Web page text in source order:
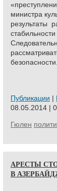
министра
результаты
Публикации |
08.05.2014 |
Гюлен
АРЕСТЫ
В